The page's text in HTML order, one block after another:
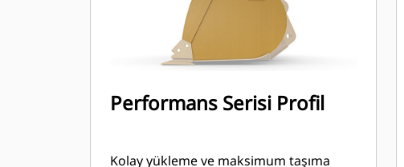
Performans Serisi Profil
Kolay yükleme ve maksimum taşıma